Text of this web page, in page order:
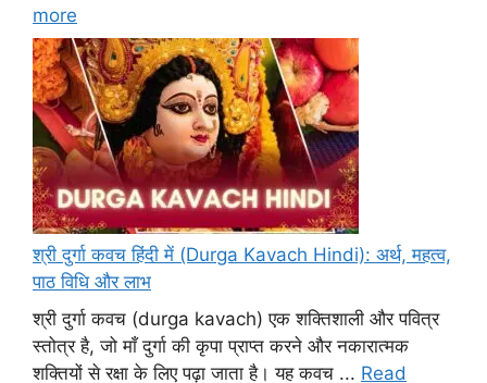
more
श्री दुर्गा कवच हिंदी में (Durga Kavach Hindi): अर्थ, महत्व,
पाठ विधि और लाभ
श्री दुर्गा कवच (durga kavach) एक शक्तिशाली और पवित्र
स्तोत्र है, जो माँ दुर्गा की कृपा प्राप्त करने और नकारात्मक
शक्तियों से रक्षा के लिए पढ़ा जाता है। यह कवच ... Read